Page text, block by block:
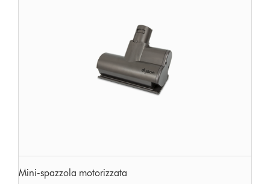
Mini-spazzola motorizzata